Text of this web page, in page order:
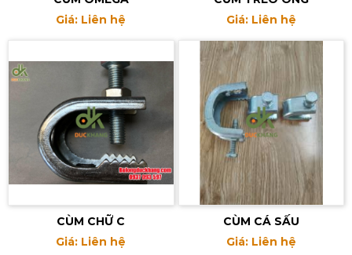
Giá: Liên hệ
Giá: Liên hệ
CÙM CHỮ C
Giá: Liên hệ
CÙM CÁ SẤU
Giá: Liên hệ